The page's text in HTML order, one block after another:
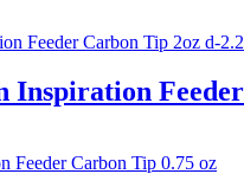
Inspiration